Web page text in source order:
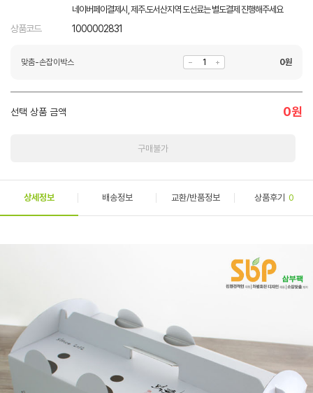
네이버페이결제시, 제주.도서산지역 도선료는 별도결제 진행해주세요
상품코드 1000002831
맞춤-손잡이박스 0원
선택 상품 금액 0원
구매불가
상세정보 배송정보 교환/반품정보 상품후기 0